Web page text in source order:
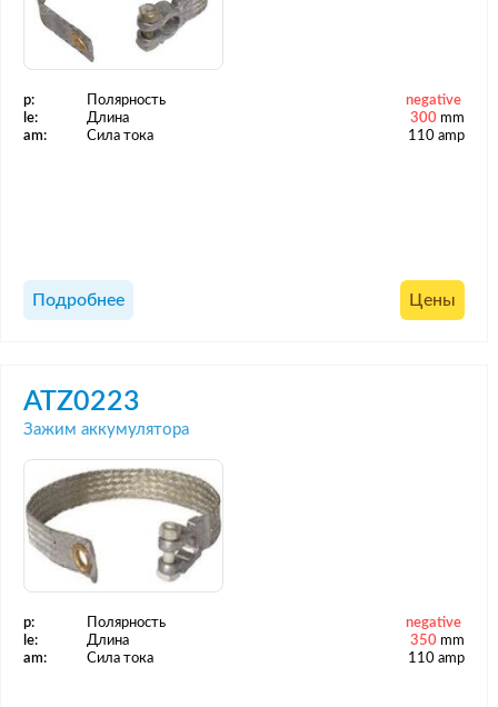
p: Полярность
negative
le:
Длина 300 mm
am:
Сила тока 110 amp
Подробнее Цены
ATZ0223
Зажим аккумулятора
p: Полярность
negative
le:
Длина 350 mm
am:
Сила тока 110 amp